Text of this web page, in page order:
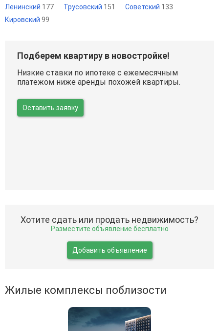
Ленинский 177 Трусовский 151 Советский 133
Кировский 99
Подберем квартиру в новостройке!
Низкие ставки по ипотеке с ежемесячным
платежом ниже аренды похожей квартиры.
Оставить заявку
Хотите сдать или продать недвижимость?
Разместите объявление бесплатно
Добавить объявление
Жилые комплексы поблизости